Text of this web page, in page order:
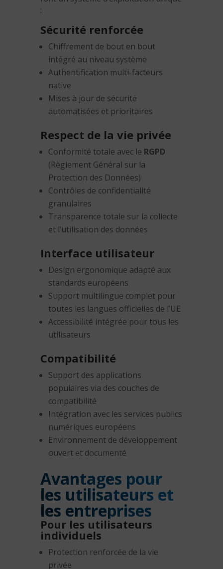
:
Sécurité renforcée
Chiffrement de bout en bout
intégré au niveau système
Authentification multi-facteurs
native
Mises à jour de sécurité
automatisées et prioritaires
Respect de la vie privée
Conformité totale avec le RGPD
(Règlement Général sur la
Protection des Données)
Contrôles de confidentialité
granulaires
Transparence totale sur la collecte
et l’utilisation des données
Interface utilisateur
Design ergonomique adapté aux
standards européens
Support multilingue complet pour
toutes les langues officielles de l’UE
Accessibilité intégrée pour tous les
utilisateurs
Compatibilité
Support des applications
populaires via des couches de
compatibilité
Intégration avec les services publics
numériques européens
Environnement de développement
ouvert et documenté
Avantages pour
les utilisateurs et
les entreprises
Pour les utilisateurs
individuels
Protection renforcée de la vie
privée